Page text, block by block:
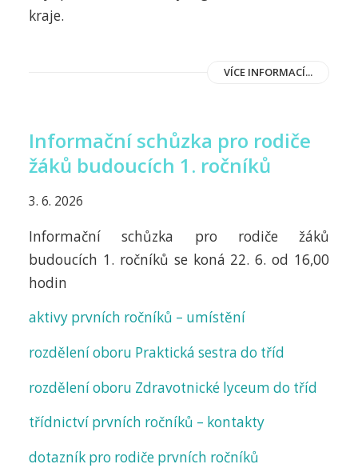
kraje.
VÍCE INFORMACÍ...
Informační schůzka pro rodiče
žáků budoucích 1. ročníků
3. 6. 2026
Informační schůzka pro rodiče žáků
budoucích 1. ročníků se koná 22. 6. od 16,00
hodin
aktivy prvních ročníků – umístění
rozdělení oboru Praktická sestra do tříd
rozdělení oboru Zdravotnické lyceum do tříd
třídnictví prvních ročníků – kontakty
dotazník pro rodiče prvních ročníků